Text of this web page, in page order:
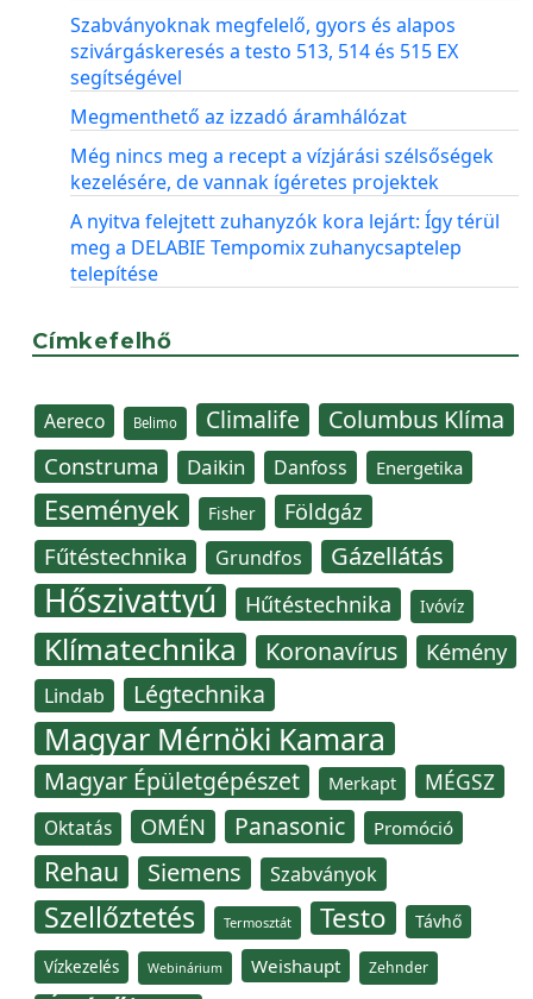
Szabványoknak megfelelő, gyors és alapos
szivárgáskeresés a testo 513, 514 és 515 EX
segítségével
Megmenthető az izzadó áramhálózat
Még nincs meg a recept a vízjárási szélsőségek
kezelésére, de vannak ígéretes projektek
A nyitva felejtett zuhanyzók kora lejárt: Így térül
meg a DELABIE Tempomix zuhanycsaptelep
telepítése
Címkefelhő
Aereco Belimo Climalife Columbus Klíma
Construma Daikin Danfoss Energetika
Események Fisher Földgáz
Fűtéstechnika Grundfos Gázellátás
Hőszivattyú Hűtéstechnika Ivóvíz
Klímatechnika Koronavírus Kémény
Lindab Légtechnika
Magyar Mérnöki Kamara
Magyar Épületgépészet Merkapt MÉGSZ
Oktatás OMÉN Panasonic Promóció
Rehau Siemens Szabványok
Szellőztetés Termosztát Testo Távhő
Vízkezelés Webinárium Weishaupt Zehnder